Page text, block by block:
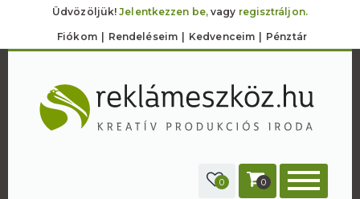
Üdvözöljük!Jelentkezzen be,vagy regisztráljon.
Fiókom Rendeléseim Kedvenceim Pénztár
0 0